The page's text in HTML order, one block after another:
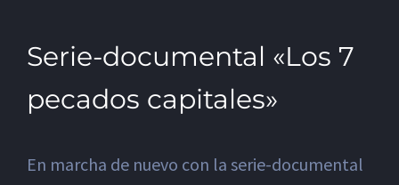
Serie-documental «Los 7
pecados capitales»
En marcha de nuevo con la serie-documental